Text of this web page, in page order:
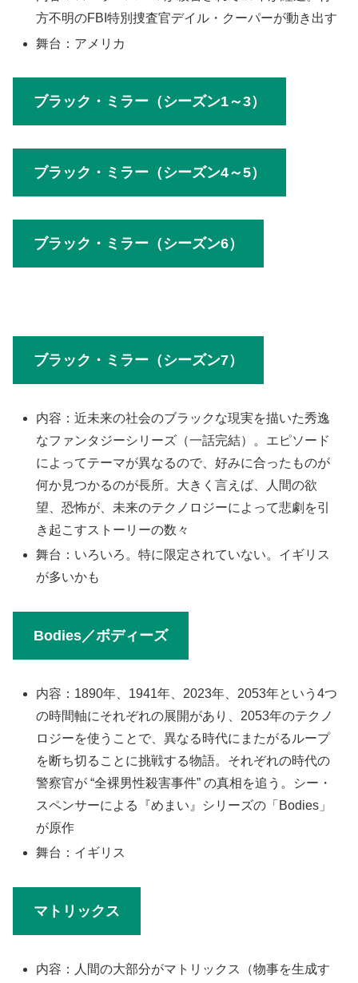
方不明のFBI特別捜査官デイル・クーパーが動き出す
舞台：アメリカ
ブラック・ミラー（シーズン1～3）
ブラック・ミラー（シーズン4～5）
ブラック・ミラー（シーズン6）
ブラック・ミラー（シーズン7）
内容：近未来の社会のブラックな現実を描いた秀逸
なファンタジーシリーズ（一話完結）。エピソード
によってテーマが異なるので、好みに合ったものが
何か見つかるのが長所。大きく言えば、人間の欲
望、恐怖が、未来のテクノロジーによって悲劇を引
き起こすストーリーの数々
舞台：いろいろ。特に限定されていない。イギリス
が多いかも
Bodies／ボディーズ
内容：1890年、1941年、2023年、2053年という4つ
の時間軸にそれぞれの展開があり、2053年のテクノ
ロジーを使うことで、異なる時代にまたがるループ
を断ち切ることに挑戦する物語。それぞれの時代の
警察官が “全裸男性殺害事件” の真相を追う。シー・
スペンサーによる『めまい』シリーズの「Bodies」
が原作
舞台：イギリス
マトリックス
内容：人間の大部分がマトリックス（物事を生成す